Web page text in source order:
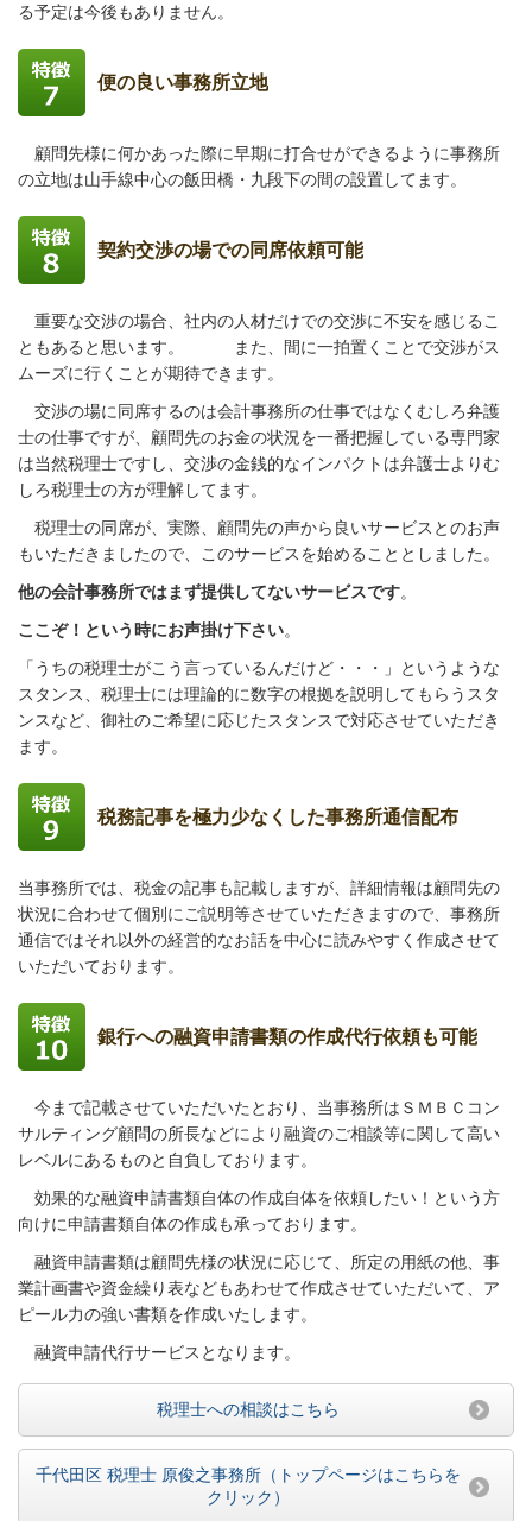
る予定は今後もありません。
便の良い事務所立地
顧問先様に何かあった際に早期に打合せができるように事務所
の立地は山手線中心の飯田橋・九段下の間の設置してます。
契約交渉の場での同席依頼可能
重要な交渉の場合、社内の人材だけでの交渉に不安を感じるこ
ともあると思います。 また、間に一拍置くことで交渉がス
ムーズに行くことが期待できます。
交渉の場に同席するのは会計事務所の仕事ではなくむしろ弁護
士の仕事ですが、顧問先のお金の状況を一番把握している専門家
は当然税理士ですし、交渉の金銭的なインパクトは弁護士よりむ
しろ税理士の方が理解してます。
税理士の同席が 、実際、顧問先の声から良いサービスとのお声
もいただきましたので、このサービスを始めることとしました。
他の会計事務所ではまず提供してないサービスです。
ここぞ！という時にお声掛け下さい。
「うちの税理士がこう言っているんだけど・・・」というような
スタンス、税理士には理論的に数字の根拠を説明してもらうスタ
ンスなど、御社のご希望に応じたスタンスで対応させていただき
ます。
税務記事を極力少なくした事務所通信配布
当事務所では、税金の記事も記載しますが、詳細情報は顧問先の
状況に合わせて個別にご説明等させていただきますので、事務所
通信ではそれ以外の経営的なお話を中心に読みやすく作成させて
いただいております。
銀行への融資申請書類の作成代行依頼も可能
今まで記載させていただいたとおり、当事務所はＳＭＢＣコン
サルティング顧問の所長などにより融資のご相談等に関して高い
レベルにあるものと自負しております。
効果的な融資申請書類自体の作成自体を依頼したい！という方
向けに申請書類自体の作成も承っております。
融資申請書類は顧問先様の状況に応じて、所定の用紙の他、事
業計画書や資金繰り表などもあわせて作成させていただいて、ア
ピール力の強い書類を作成いたします。
融資申請代行サービスとなります。
税理士への相談はこちら
千代田区 税理士 原俊之事務所（トップページはこちらを
クリック）